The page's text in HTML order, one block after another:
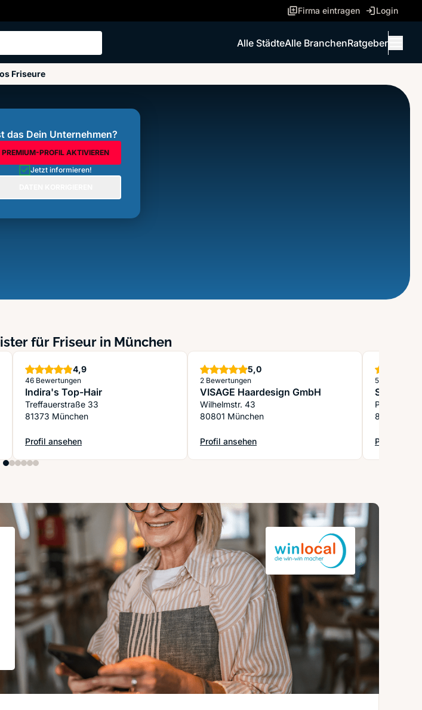
Firma eintragen Login
Alle StädteAlle BranchenRatgeber
Friseure
das Dein Unternehmen?
PREMIUM-PROFIL AKTIVIEREN
Jetzt informieren!
für Friseur in München
4,9Sterne
46 Bewertungen
Indira's Top-Hair
Treffauerstraße 33
81373 München
Profil ansehen
: Indira's Top-Hair
5,0Sterne
2 Bewertungen
VISAGE Haardesign GmbH
Wilhelmstr. 43
80801 München
Profil ansehen
: VISAGE Haardesign GmbH
569
SERBES
81675
Profil
: SERBES